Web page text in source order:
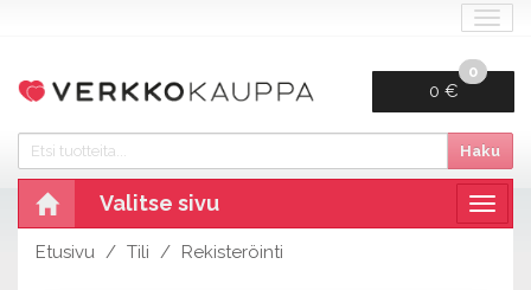
0 €
0
Haku
Valitse sivu
Etusivu Tili Rekisteröinti